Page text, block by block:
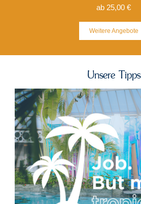
ab 25,00 €
Weitere Angebote
Unsere Tipps